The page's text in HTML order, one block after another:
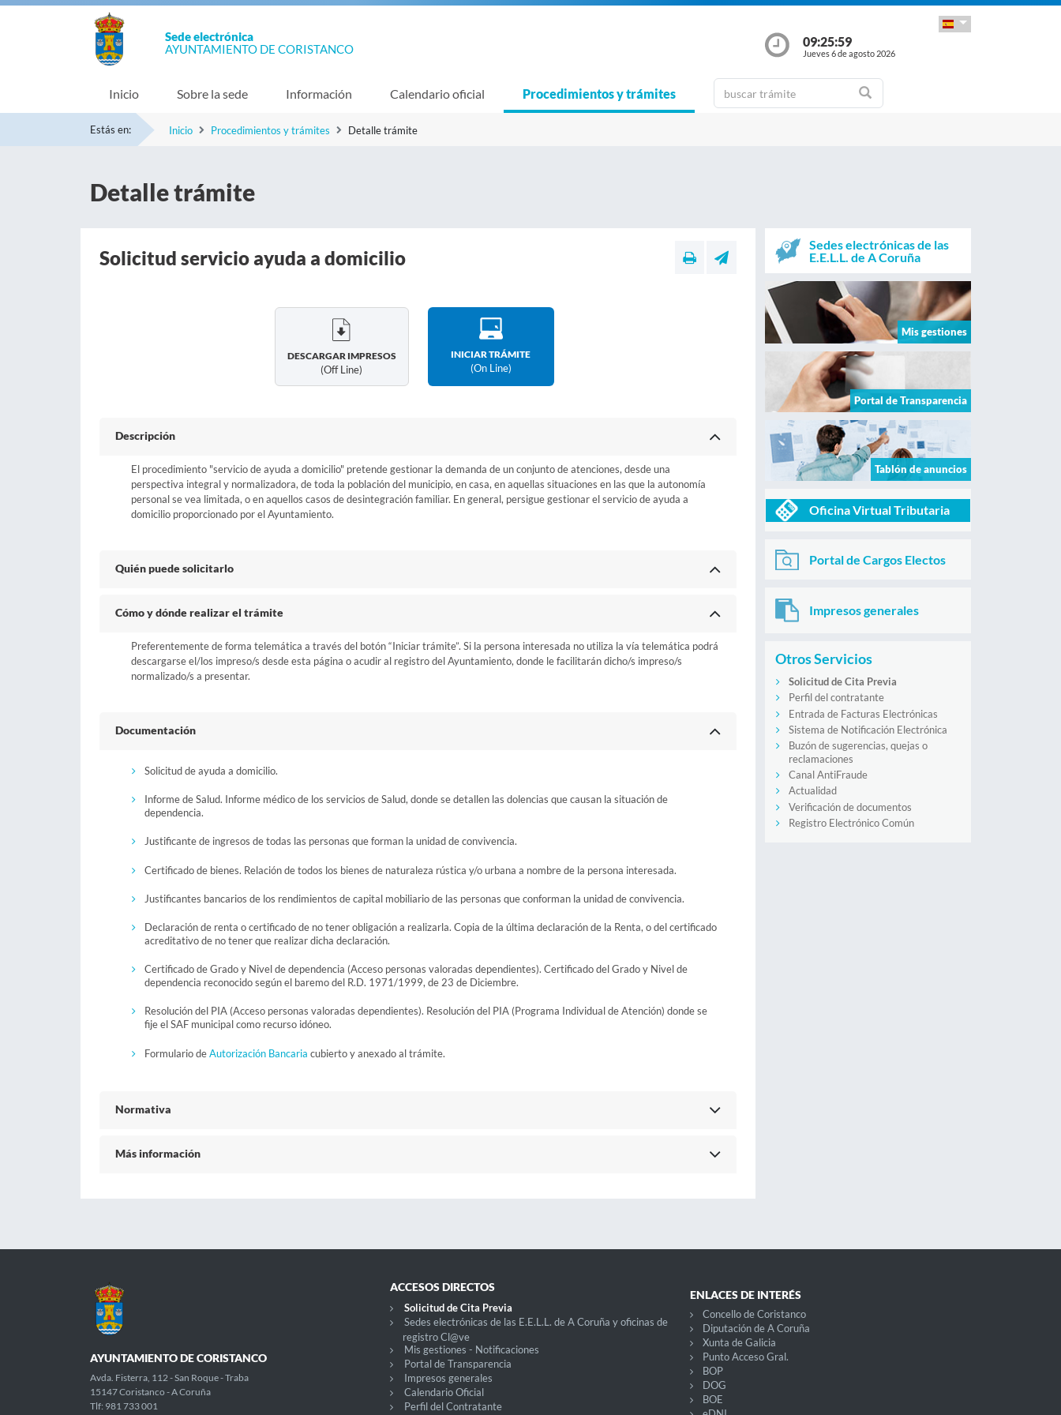
Sede electrónica
AYUNTAMIENTO DE CORISTANCO
09:25:59
Jueves 6 de agosto 2026
Inicio Sobre la sede Información Calendario oficial Procedimientos y trámites
Estás en: Inicio Procedimientos y trámites Detalle trámite
Detalle trámite
Solicitud servicio ayuda a domicilio
DESCARGAR IMPRESOS
(off Line)
INICIAR TRÁMITE
(on Line)
Descripción
El procedimiento "servicio de ayuda a domicilio" pretende gestionar la demanda de un conjunto de atenciones, desde una
perspectiva integral y normalizadora, de toda la población del municipio, en casa, en aquellas situaciones en las que la autonomía
personal se vea limitada, o en aquellos casos de desintegración familiar. En general, persigue gestionar el servicio de ayuda a
domicilio proporcionado por el Ayuntamiento.
Quién puede solicitarlo
Cómo y dónde realizar el trámite
Preferentemente de forma telemática a través del botón “Iniciar trámite”. Si la persona interesada no utiliza la vía telemática podrá
descargarse el/los impreso/s desde esta página o acudir al registro del Ayuntamiento, donde le facilitarán dicho/s impreso/s
normalizado/s a presentar.
Documentación
Solicitud de ayuda a domicilio.
Informe de Salud. Informe médico de los servicios de Salud, donde se detallen las dolencias que causan la situación de
dependencia.
Justificante de ingresos de todas las personas que forman la unidad de convivencia.
Certificado de bienes. Relación de todos los bienes de naturaleza rústica y/o urbana a nombre de la persona interesada.
Justificantes bancarios de los rendimientos de capital mobiliario de las personas que conforman la unidad de convivencia.
Declaración de renta o certificado de no tener obligación a realizarla. Copia de la última declaración de la Renta, o del certificado
acreditativo de no tener que realizar dicha declaración.
Certificado de Grado y Nivel de dependencia (Acceso personas valoradas dependientes). Certificado del Grado y Nivel de
dependencia reconocido según el baremo del R.D. 1971/1999, de 23 de Diciembre.
Resolución del PIA (Acceso personas valoradas dependientes). Resolución del PIA (Programa Individual de Atención) donde se
fije el SAF municipal como recurso idóneo.
Formulario deAutorización Bancaria cubierto y anexado al trámite.
Normativa
Más información
Sedes electrónicas de las
E.E.L.L. de A Coruña
Mis gestiones
Portal de Transparencia
Tablón de anuncios
Oficina Virtual Tributaria
Portal de Cargos Electos
Impresos generales
Otros Servicios
Solicitud de Cita Previa
Perfil del contratante
Entrada de Facturas Electrónicas
Sistema de Notificación Electrónica
Buzón de sugerencias, quejas o
reclamaciones
Canal AntiFraude
Actualidad
Verificación de documentos
Registro Electrónico Común
AYUNTAMIENTO DE CORISTANCO
Avda. Fisterra, 112 - San Roque - Traba
15147 Coristanco - A Coruña
Tlf: 981 733 001
ACCESOS DIRECTOS
Solicitud de Cita Previa
Sedes electrónicas de las E.E.L.L. de A Coruña y oficinas de
registro Cl@ve
Mis gestiones - Notificaciones
Portal de Transparencia
Impresos generales
Calendario Oficial
Perfil del Contratante
ENLACES DE INTERÉS
Concello de Coristanco
Diputación de A Coruña
Xunta de Galicia
Punto Acceso Gral.
BOP
DOG
BOE